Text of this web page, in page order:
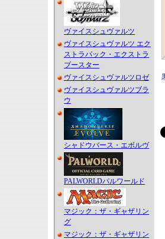
ヴァイスシュヴァルツ
ヴァイスシュヴァルツ エク
ストラパック・エクストラ
ブースター
ヴァイスシュヴァルツロゼ
ヴァイスシュヴァルツブラ
ウ
シャドウバース・エボルヴ
PALWORLDパルワールド
マジック：ザ・ギャザリン
グ
マジック：ザ・ギャザリン